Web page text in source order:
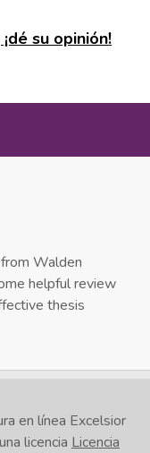
su opinión!
from Walden
helpful review
thesis
en línea Excelsior
licencia Licencia